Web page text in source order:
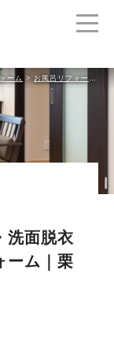
ーム > お風呂リフォーム
洗面脱衣
ーム｜栗